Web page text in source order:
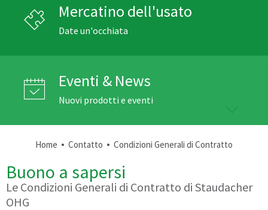
Mercatino dell'usato
Date un'occhiata
Eventi & News
Nuovi prodotti e eventi
Home • Contatto • Condizioni Generali di Contratto
Buono a sapersi
Le Condizioni Generali di Contratto di Staudacher
OHG